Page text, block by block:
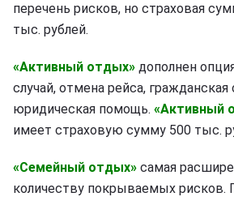
перечень рисков, но страховая
тыс. рублей.
«Активный отдых» дополнен
случай, отмена рейса,
юридическая помощь. «Активный
имеет страховую сумму 500 тыс.
«Семейный отдых» самая
количеству покрываемых рисков.